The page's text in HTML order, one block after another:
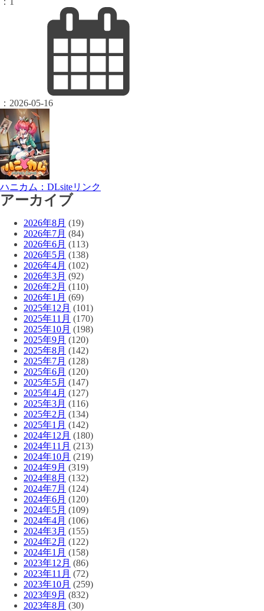
： 2026-05-16
ハニカム：DLsiteリンク
アーカイブ
2026年8月 (19)
2026年7月 (84)
2026年6月 (113)
2026年5月 (138)
2026年4月 (102)
2026年3月 (92)
2026年2月 (110)
2026年1月 (69)
2025年12月 (101)
2025年11月 (170)
2025年10月 (198)
2025年9月 (120)
2025年8月 (142)
2025年7月 (128)
2025年6月 (120)
2025年5月 (147)
2025年4月 (127)
2025年3月 (116)
2025年2月 (134)
2025年1月 (142)
2024年12月 (180)
2024年11月 (213)
2024年10月 (219)
2024年9月 (319)
2024年8月 (132)
2024年7月 (124)
2024年6月 (120)
2024年5月 (109)
2024年4月 (106)
2024年3月 (155)
2024年2月 (122)
2024年1月 (158)
2023年12月 (86)
2023年11月 (72)
2023年10月 (259)
2023年9月 (832)
2023年8月 (30)